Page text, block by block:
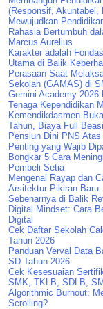
(Responsif, Akuntabel,
Mewujudkan
Rahasia Bertumbuh
Marcus Aurelius
Karakter adalah
Utama di Balik
Perasaan Saat
Sekolah (GAMAS) di
Gemini Academy
Tenaga Kependidikan
Kemendikdasmen
Tahun, Biaya Full
Pensiun Dini PNS
Penting yang Wajib
Bongkar 5 Cara
Pembeli Setia
Mengenal Rayap dan
Arsitektur Pikiran
Sebenarnya di Balik
Digital Mindset: Cara
Digital
Cek Daftar Sekolah
Tahun 2026
Panduan Verval Data
SD Tahun 2026
Cek Kesesuaian
SMK, TKLB, SDLB,
Algorithmic Burnout:
Scrolling?